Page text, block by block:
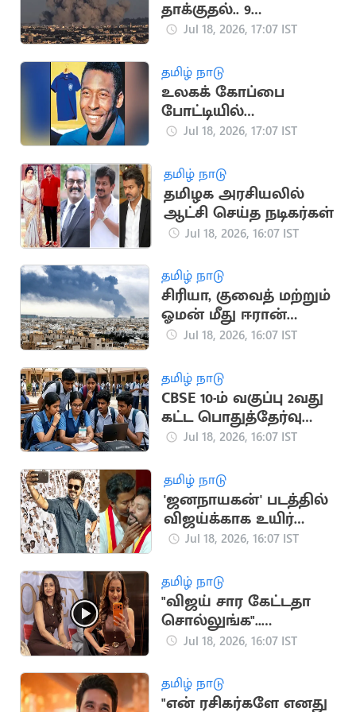
தாக்குதல்.. 9
பாலஸ்தீனர்கள்
Jul 18, 2026, 17:07 IST
தமிழ் நாடு
உலகக் கோப்பை
போட்டியில்
பயன்படுத்திய பீலே
ஏலம்
Jul 18, 2026, 17:07 IST
தமிழ் நாடு
தமிழக அரசியலில்
ஆட்சி செய்த நடிகர்கள்
Jul 18, 2026, 16:07 IST
தமிழ் நாடு
சிரியா, குவைத் மற்றும்
ஓமன் மீது ஈரான்
பதிலடி தாக்குதல்
Jul 18, 2026, 16:07 IST
தமிழ் நாடு
CBSE 10-ம் வகுப்பு 2வது
கட்ட பொதுத்தேர்வு
முடிவுகள்
Jul 18, 2026, 16:07 IST
தமிழ் நாடு
'ஜனநாயகன்' படத்தில்
விஜய்க்காக உயிர்
கொடுக்கும் நண்பன்
ஸ்ரீநாத்
Jul 18, 2026, 16:07 IST
தமிழ் நாடு
"விஜய் சார கேட்டதா
சொல்லுங்க"..
திரிஷாவை நோக்கி
ரசிகர்கள்
Jul 18, 2026, 16:07 IST
தமிழ் நாடு
"என் ரசிகர்களே எனது